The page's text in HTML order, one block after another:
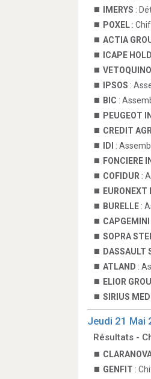
IMERYS :
POXEL :
ACTIA
ICAPE
IPSOS :
BIC :
PEUGEOT
CREDIT
IDI :
FONCIERE
COFIDUR :
EURONEXT
BURELLE :
CAPGEMINI
SOPRA
DASSAULT
ATLAND :
ELIOR
SIRIUS
Jeudi 21 Mai
Résultats -
GENFIT :